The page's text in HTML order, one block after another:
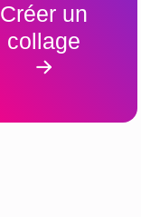
Créer un
collage